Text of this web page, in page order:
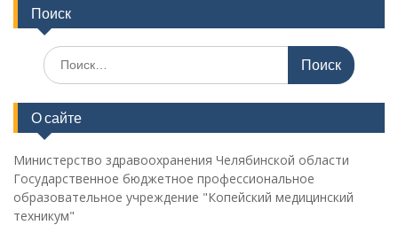
Поиск
Поиск
по:
О сайте
Министерство здравоохранения Челябинской области
Государственное бюджетное профессиональное
образовательное учреждение "Копейский медицинский
техникум"